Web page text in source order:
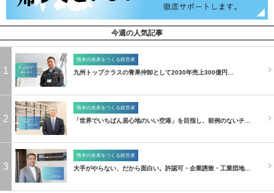
今週の人気記事
1
熊本の未来をつくる経営者
九州トップクラスの青果仲卸として2030年売上300億円…
2
熊本の未来をつくる経営者
「世界でいちばん居心地のいい空港」を目指し、前例のないチ…
3
熊本の未来をつくる経営者
大手がやらない、だから面白い。許認可・企業誘致・工業団地…